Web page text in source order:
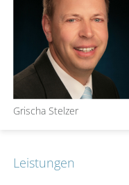
Grischa Stelzer
Leistungen